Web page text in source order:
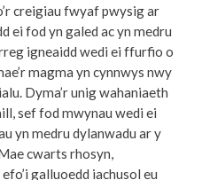
creigiau fwyaf pwysig ar
ei fod yn galed ac yn medru
igneaidd wedi ei ffurfio o
magma yn cynnwys nwy
Dyma’r unig wahaniaeth
sef fod mwynau wedi ei
yn medru dylanwadu ar y
cwarts rhosyn,
galluoedd iachusol eu